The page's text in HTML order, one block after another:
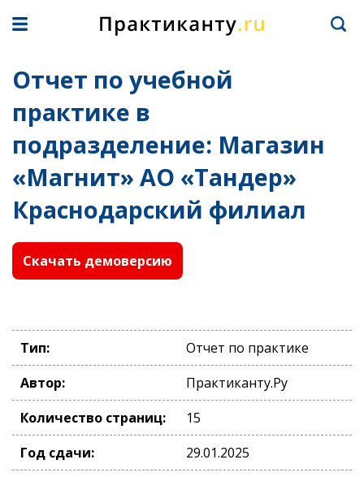
Отчет по учебной
практике в
подразделение: Магазин
«Магнит» АО «Тандер»
Краснодарский филиал
Скачать демоверсию
Тип:
Отчет по практике
Автор:
Практиканту.Ру
Количество страниц:
15
Год сдачи:
29.01.2025